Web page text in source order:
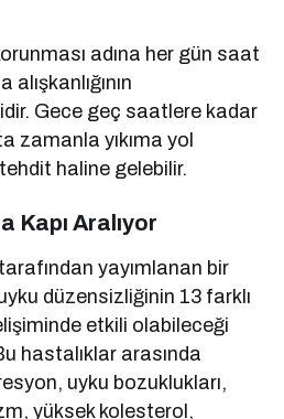
adına her gün saat
Gece geç saatlere kadar
zamanla yıkıma yol
haline gelebilir.
Kapı Aralıyor
yayımlanan bir
düzensizliğinin 13 farklı
etkili olabileceği
hastalıklar arasında
uyku bozuklukları,
yüksek kolesterol,